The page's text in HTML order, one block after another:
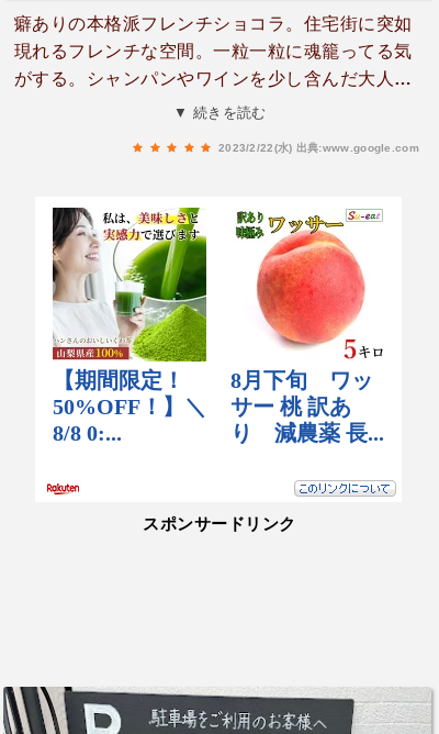
癖ありの本格派フレンチショコラ。住宅街に突如
現れるフレンチな空間。一粒一粒に魂籠ってる気
がする。シャンパンやワインを少し含んだ大人の
ショコラを堪能しました。ちなみに手書きの説明
▼ 続きを読む
2023/2/22(水) 出典:www.google.com
スポンサードリンク